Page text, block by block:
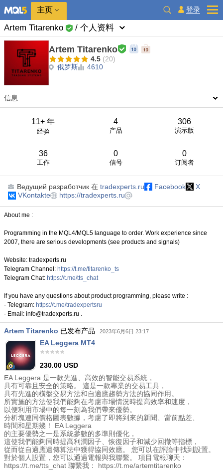
主页 登录
Artem Titarenko / 个人资料
Artem Titarenko
俄罗斯 4610
4.5 (20)
信息
11+ 年
经验
4
产品
306
演示版
36
工作
0
信号
0
订阅者
Ведущий разработчик 在 tradexperts.ru Facebook
X
VKontakte
https://tradexperts.ru
About me :
Programming in the MQL4/MQL5 language to order. Work experience since
2007, there are serious developments (see products and signals)
Website: tradexperts.ru
Telegram Channel: https://t.me/titarenko_ts
Telegram Chat: https://t.me/tts_chat
If you have any questions about product programming, please write :
- Telegram: https://t.me/tradexpertsru
- Email: info@tradexperts.ru .
Artem Titarenko 已发布产品 2023年6月6日 23:17
EA Leggera MT4
230.00 USD
EA Leggera 是一款先進、高效的智能交易系統，
具有可靠且安全的策略。 這是一款專業的交易工具，
具有先進的橫盤交易方法和自適應趨勢方法的協同作用。
所實施的方法使我們能夠在考慮市場情況時提高效率和速度，
以便利用市場中的每一刻為我們帶來優勢。
分析塊連同價格圖表數據，考慮了即將到來的新聞、當前點差、
時間和星期幾！ EA Leggera
的主要優勢之一是系統參數的多準則優化，
這使我們能夠同時提高利潤因子、恢復因子和減少回撤等指標，
從而從自適應遺傳算法中獲得協同效應。 您可以在評論中找到設置。
對於個人設置，您可以通過電報與我聯繫。 項目電報聊天：
https://t.me/tts_chat 聯繫我： https://t.me/artemtitarenko